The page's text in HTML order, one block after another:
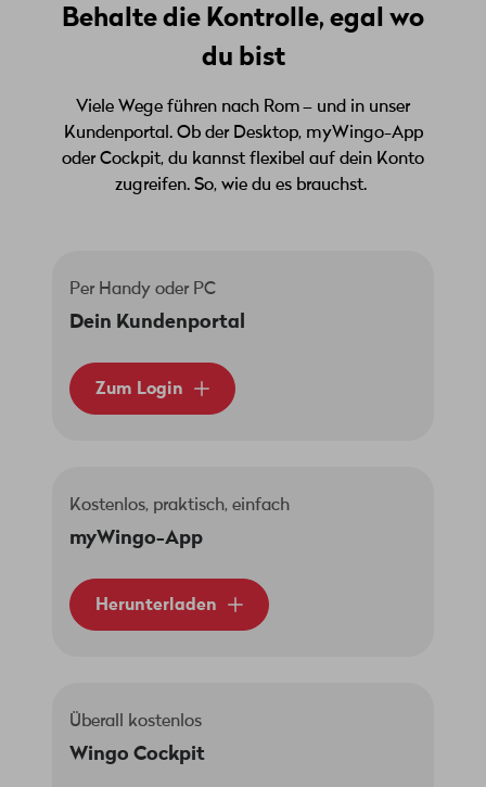
Behalte die Kontrolle, egal wo
du bist
Viele Wege führen nach Rom – und in unser
Kundenportal. Ob der Desktop, myWingo-App
oder Cockpit, du kannst flexibel auf dein Konto
zugreifen. So, wie du es brauchst.
Per Handy oder PC
Dein Kundenportal
Zum Login
Kostenlos, praktisch, einfach
myWingo-App
Herunterladen
Überall kostenlos
Wingo Cockpit